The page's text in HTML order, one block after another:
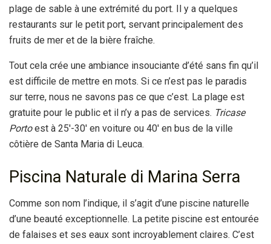
plage de sable à une extrémité du port. Il y a quelques
restaurants sur le petit port, servant principalement des
fruits de mer et de la bière fraîche.
Tout cela crée une ambiance insouciante d’été sans fin qu’il
est difficile de mettre en mots. Si ce n’est pas le paradis
sur terre, nous ne savons pas ce que c’est. La plage est
gratuite pour le public et il n’y a pas de services. Tricase
Portoest à 25′-30′ en voiture ou 40′ en bus de la ville
côtière de Santa Maria di Leuca.
Piscina Naturale di Marina Serra
Comme son nom l’indique, il s’agit d’une piscine naturelle
d’une beauté exceptionnelle. La petite piscine est entourée
de falaises et ses eaux sont incroyablement claires. C’est